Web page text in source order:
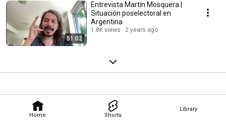
Home Shorts
Library
51:02
Entrevista Martín Mosquera |
Situación poselectoral en
Argentina
1.8K views 2 years ago